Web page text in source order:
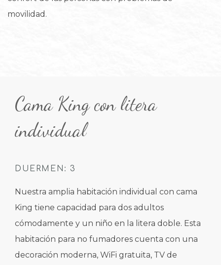
movilidad.
Cama King con litera
individual
DUERMEN: 3
Nuestra amplia habitación individual con cama
King tiene capacidad para dos adultos
cómodamente y un niño en la litera doble. Esta
habitación para no fumadores cuenta con una
decoración moderna, WiFi gratuita, TV de